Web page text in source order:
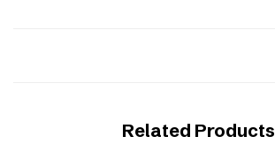
Related Products